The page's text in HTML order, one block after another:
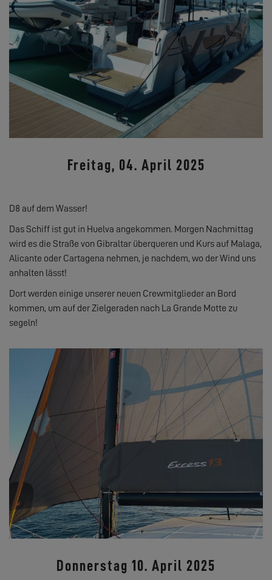
Freitag, 04. April 2025
D8 auf dem Wasser!
Das Schiff ist gut in Huelva angekommen. Morgen Nachmittag
wird es die Straße von Gibraltar überqueren und Kurs auf Malaga,
Alicante oder Cartagena nehmen, je nachdem, wo der Wind uns
anhalten lässt!
Dort werden einige unserer neuen Crewmitglieder an Bord
kommen, um auf der Zielgeraden nach La Grande Motte zu
segeln!
Donnerstag 10. April 2025